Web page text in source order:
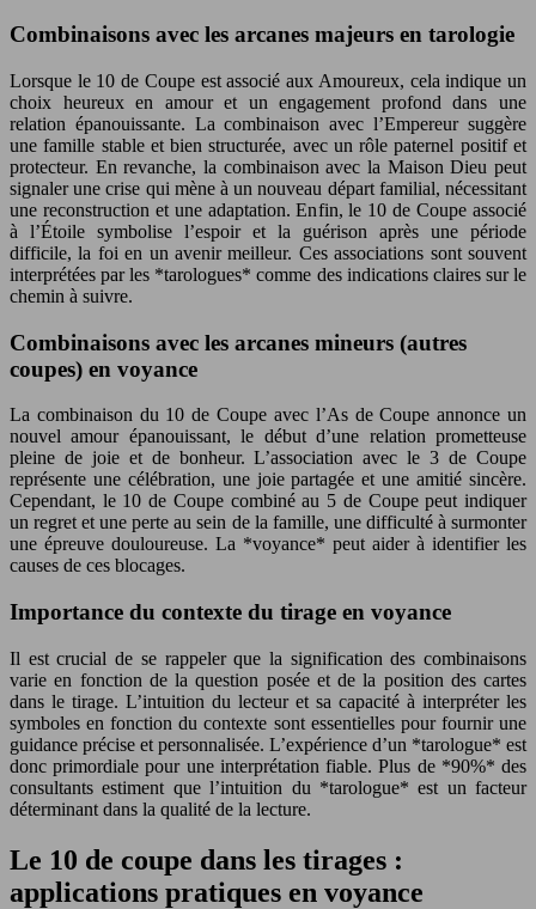
Combinaisons avec les arcanes majeurs en tarologie
Lorsque le 10 de Coupe est associé aux Amoureux, cela indique un
choix heureux en amour et un engagement profond dans une
relation épanouissante. La combinaison avec l’Empereur suggère
une famille stable et bien structurée, avec un rôle paternel positif et
protecteur. En revanche, la combinaison avec la Maison Dieu peut
signaler une crise qui mène à un nouveau départ familial, nécessitant
une reconstruction et une adaptation. Enfin, le 10 de Coupe associé
à l’Étoile symbolise l’espoir et la guérison après une période
difficile, la foi en un avenir meilleur. Ces associations sont souvent
interprétées par les *tarologues* comme des indications claires sur le
chemin à suivre.
Combinaisons avec les arcanes mineurs (autres
coupes) en voyance
La combinaison du 10 de Coupe avec l’As de Coupe annonce un
nouvel amour épanouissant, le début d’une relation prometteuse
pleine de joie et de bonheur. L’association avec le 3 de Coupe
représente une célébration, une joie partagée et une amitié sincère.
Cependant, le 10 de Coupe combiné au 5 de Coupe peut indiquer
un regret et une perte au sein de la famille, une difficulté à surmonter
une épreuve douloureuse. La *voyance* peut aider à identifier les
causes de ces blocages.
Importance du contexte du tirage en voyance
Il est crucial de se rappeler que la signification des combinaisons
varie en fonction de la question posée et de la position des cartes
dans le tirage. L’intuition du lecteur et sa capacité à interpréter les
symboles en fonction du contexte sont essentielles pour fournir une
guidance précise et personnalisée. L’expérience d’un *tarologue* est
donc primordiale pour une interprétation fiable. Plus de *90%* des
consultants estiment que l’intuition du *tarologue* est un facteur
déterminant dans la qualité de la lecture.
Le 10 de coupe dans les tirages :
applications pratiques en voyance